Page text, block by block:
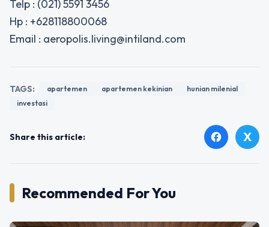
Telp : (021) 5591 3456
Hp : +628118800068
Email : aeropolis.living@intiland.com
TAGS: apartemen apartemen kekinian
hunian milenial
investasi
Share this article: facebook X
Recommended For You